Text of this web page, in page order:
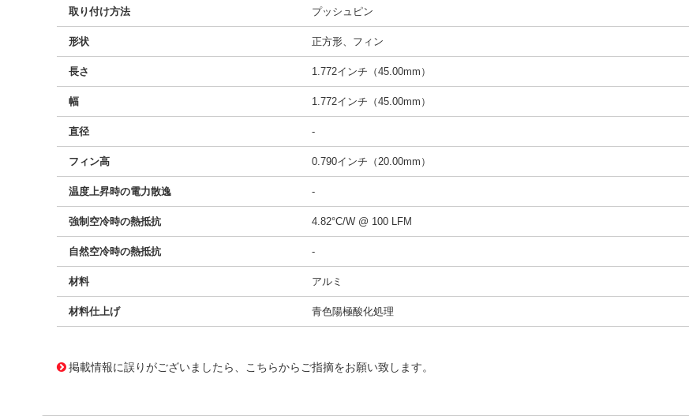
取り付け方法 プッシュピン
形状 正方形、フィン
長さ 1.772インチ（45.00mm）
幅 1.772インチ（45.00mm）
直径 -
フィン高 0.790インチ（20.00mm）
温度上昇時の電力散逸 -
強制空冷時の熱抵抗 4.82°C/W @ 100 LFM
自然空冷時の熱抵抗 -
材料 アルミ
材料仕上げ 青色陽極酸化処理
掲載情報に誤りがございましたら、こちらからご指摘をお願い致します。